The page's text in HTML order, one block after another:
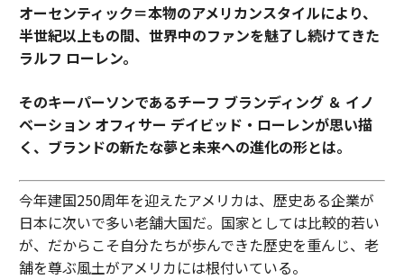
オーセンティック＝本物のアメリカンスタイルにより、
半世紀以上もの間、世界中のファンを魅了し続けてきた
ラルフ ローレン。
そのキーパーソンであるチーフ ブランディング ＆ イノ
ベーション オフィサー デイビッド・ローレンが思い描
く、ブランドの新たな夢と未来への進化の形とは。
今年建国250周年を迎えたアメリカは、歴史ある企業が
日本に次いで多い老舗大国だ。国家としては比較的若い
が、だからこそ自分たちが歩んできた歴史を重んじ、老
舗を尊ぶ風土がアメリカには根付いている。